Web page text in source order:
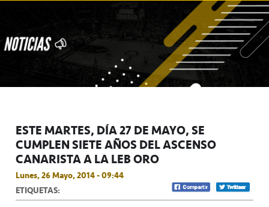
ESTE MARTES, DÍA 27 DE MAYO, SE
CUMPLEN SIETE AÑOS DEL ASCENSO
CANARISTA A LA LEB ORO
Lunes, 26 Mayo, 2014 - 09:44
ETIQUETAS: